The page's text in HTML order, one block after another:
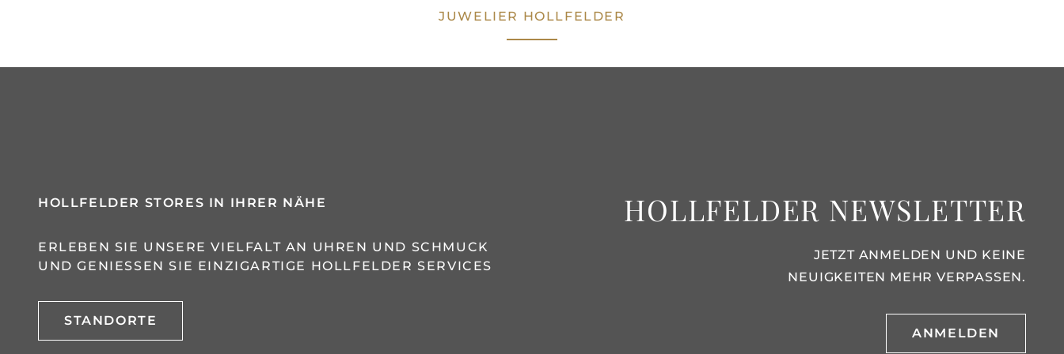
JUWELIER HOLLFELDER
HOLLFELDER STORES IN IHRER NÄHE
ERLEBEN SIE UNSERE VIELFALT AN UHREN UND SCHMUCK
UND GENIESSEN SIE EINZIGARTIGE HOLLFELDER SERVICES
STANDORTE
HOLLFELDER NEWSLETTER
JETZT ANMELDEN UND KEINE
NEUIGKEITEN MEHR VERPASSEN.
ANMELDEN